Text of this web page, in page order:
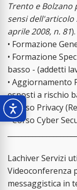
Trento e
sensi dell'articolo
aprile 2008, n. 81).
• Formazione
• Formazione
basso - (addetti
• Aggiornamento
esposti a rischio
• Corso Privacy
• Corso Cyber
Lachiver Servizi
Videoconferenza
messaggistica in